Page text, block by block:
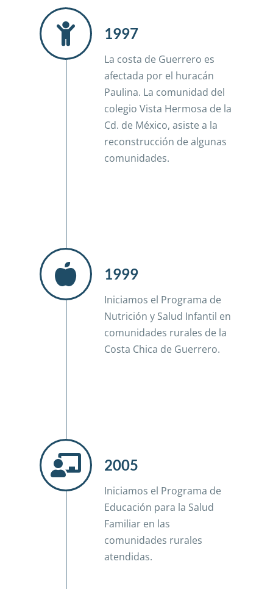
1997
La costa de Guerrero es
afectada por el huracán
Paulina. La comunidad del
colegio Vista Hermosa de la
Cd. de México, asiste a la
reconstrucción de algunas
comunidades.
1999
Iniciamos el Programa de
Nutrición y Salud Infantil en
comunidades rurales de la
Costa Chica de Guerrero.
2005
Iniciamos el Programa de
Educación para la Salud
Familiar en las
comunidades rurales
atendidas.